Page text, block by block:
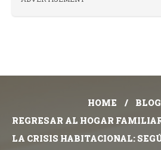
HOME
BLOG
REGRESAR AL HOGAR
LA CRISIS HABITACIONAL: